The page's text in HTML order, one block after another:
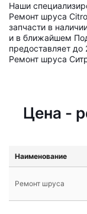
Наши
Ремонт шруса
запчасти в
и в ближайшем
предоставляет
Ремонт шруса
Цена -
Наименование
Ремонт шруса